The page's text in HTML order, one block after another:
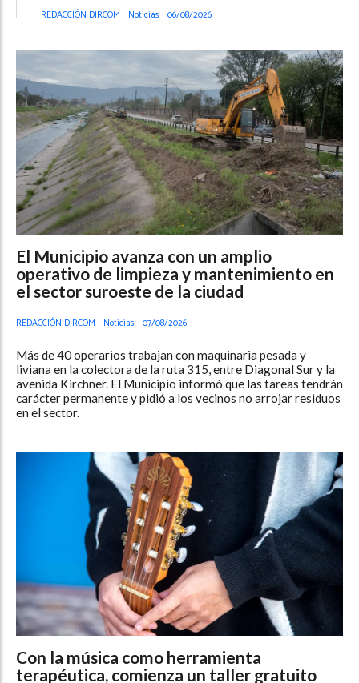
REDACCIÓN DIRCOM Noticias 06/08/2026
El Municipio avanza con un amplio
operativo de limpieza y mantenimiento en
el sector suroeste de la ciudad
REDACCIÓN DIRCOM Noticias 07/08/2026
Más de 40 operarios trabajan con maquinaria pesada y
liviana en la colectora de la ruta 315, entre Diagonal Sur y la
avenida Kirchner. El Municipio informó que las tareas tendrán
carácter permanente y pidió a los vecinos no arrojar residuos
en el sector.
Con la música como herramienta
terapéutica, comienza un taller gratuito